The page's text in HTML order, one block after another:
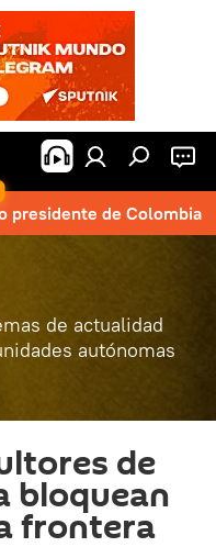
presidente de Colombia
de actualidad
autónomas
de
bloquean
frontera